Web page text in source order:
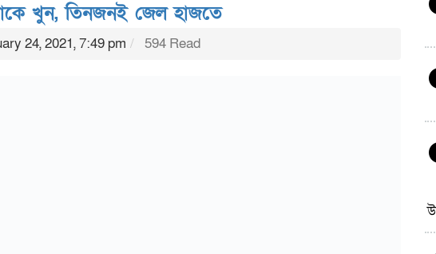
খুন, তিনজনই জেল হাজতে
24, 2021, 7:49 pm 594 Read